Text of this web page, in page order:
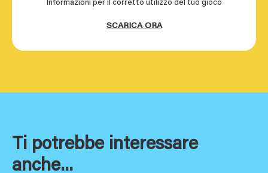
Informazioni per il corretto utilizzo del tuo gioco
SCARICA ORA
Ti potrebbe interessare
anche...